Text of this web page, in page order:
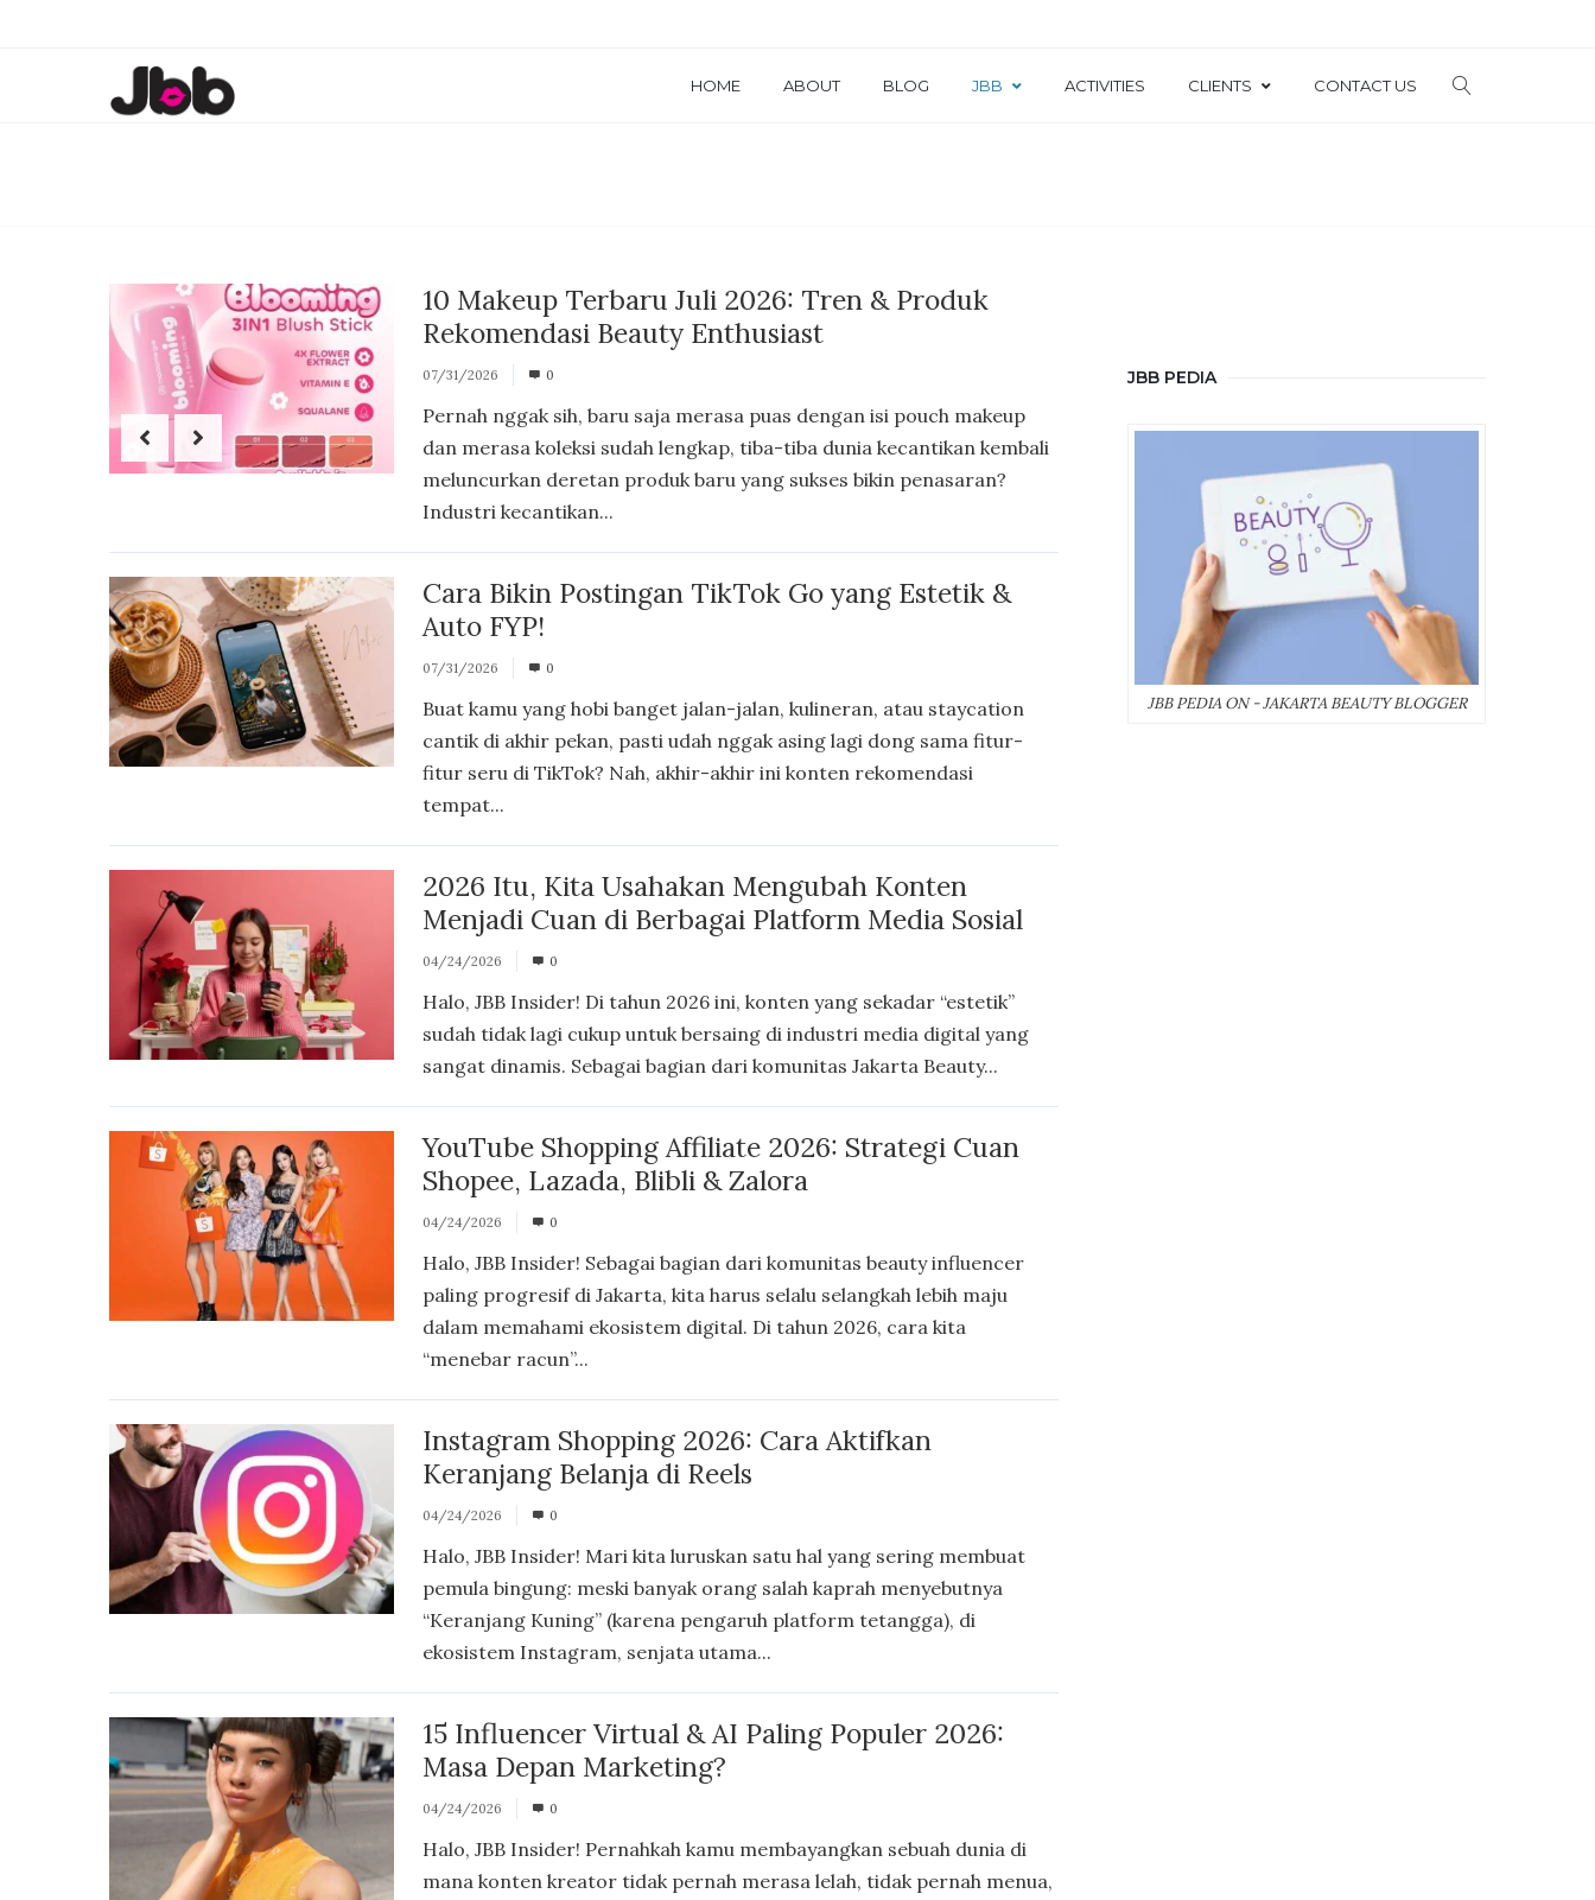
HOME ABOUT BLOG JBB ACTIVITIES CLIENTS CONTACT US
10 Makeup Terbaru Juli 2026: Tren & Produk
Rekomendasi Beauty Enthusiast
07/31/2026 0
Pernah nggak sih, baru saja merasa puas dengan isi pouch makeup
dan merasa koleksi sudah lengkap, tiba-tiba dunia kecantikan kembali
meluncurkan deretan produk baru yang sukses bikin penasaran?
Industri kecantikan...
Cara Bikin Postingan TikTok Go yang Estetik &
Auto FYP!
07/31/2026 0
Buat kamu yang hobi banget jalan-jalan, kulineran, atau staycation
cantik di akhir pekan, pasti udah nggak asing lagi dong sama fitur-
fitur seru di TikTok? Nah, akhir-akhir ini konten rekomendasi
tempat...
2026 Itu, Kita Usahakan Mengubah Konten
Menjadi Cuan di Berbagai Platform Media Sosial
04/24/2026 0
Halo, JBB Insider! Di tahun 2026 ini, konten yang sekadar “estetik”
sudah tidak lagi cukup untuk bersaing di industri media digital yang
sangat dinamis. Sebagai bagian dari komunitas Jakarta Beauty...
YouTube Shopping Affiliate 2026: Strategi Cuan
Shopee, Lazada, Blibli & Zalora
04/24/2026 0
Halo, JBB Insider! Sebagai bagian dari komunitas beauty influencer
paling progresif di Jakarta, kita harus selalu selangkah lebih maju
dalam memahami ekosistem digital. Di tahun 2026, cara kita
“menebar racun”...
Instagram Shopping 2026: Cara Aktifkan
Keranjang Belanja di Reels
04/24/2026 0
Halo, JBB Insider! Mari kita luruskan satu hal yang sering membuat
pemula bingung: meski banyak orang salah kaprah menyebutnya
“Keranjang Kuning” (karena pengaruh platform tetangga), di
ekosistem Instagram, senjata utama...
15 Influencer Virtual & AI Paling Populer 2026:
Masa Depan Marketing?
04/24/2026 0
Halo, JBB Insider! Pernahkah kamu membayangkan sebuah dunia di
mana konten kreator tidak pernah merasa lelah, tidak pernah menua,
JBB PEDIA
JBB PEDIA ON - JAKARTA BEAUTY BLOGGER